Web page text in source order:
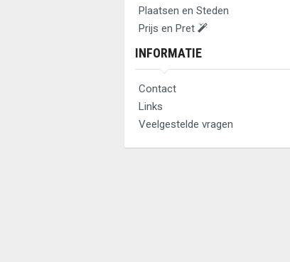
Plaatsen en Steden
Prijs en Pret
INFORMATIE
Contact
Links
Veelgestelde vragen